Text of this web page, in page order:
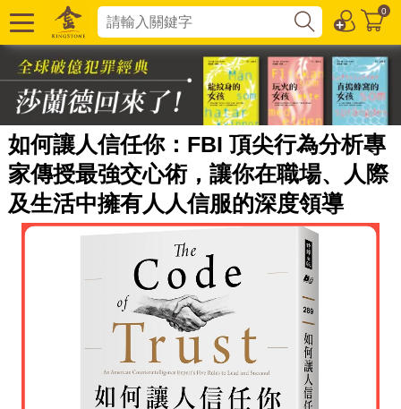
0
如何讓人信任你：FBI 頂尖行為分析專
家傳授最強交心術，讓你在職場、人際
及生活中擁有人人信服的深度領導